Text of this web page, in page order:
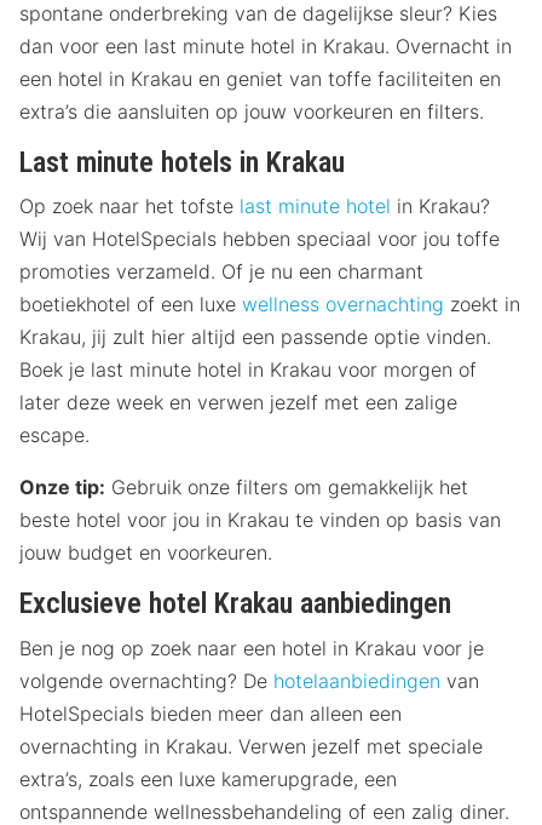
spontane onderbreking van de dagelijkse sleur? Kies
dan voor een last minute hotel in Krakau. Overnacht in
een hotel in Krakau en geniet van toffe faciliteiten en
extra’s die aansluiten op jouw voorkeuren en filters.
Last minute hotels in Krakau
Op zoek naar het tofste last minute hotel in Krakau?
Wij van HotelSpecials hebben speciaal voor jou toffe
promoties verzameld. Of je nu een charmant
boetiekhotel of een luxe wellness overnachting zoekt in
Krakau, jij zult hier altijd een passende optie vinden.
Boek je last minute hotel in Krakau voor morgen of
later deze week en verwen jezelf met een zalige
escape.
Onze tip: Gebruik onze filters om gemakkelijk het
beste hotel voor jou in Krakau te vinden op basis van
jouw budget en voorkeuren.
Exclusieve hotel Krakau aanbiedingen
Ben je nog op zoek naar een hotel in Krakau voor je
volgende overnachting? De hotelaanbiedingen van
HotelSpecials bieden meer dan alleen een
overnachting in Krakau. Verwen jezelf met speciale
extra’s, zoals een luxe kamerupgrade, een
ontspannende wellnessbehandeling of een zalig diner.